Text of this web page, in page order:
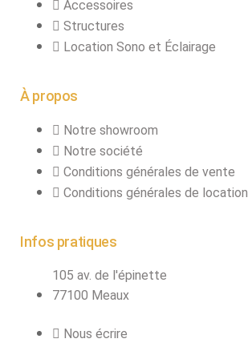
Accessoires
Structures
Location Sono et Éclairage
À propos
Notre showroom
Notre société
Conditions générales de vente
Conditions générales de location
Infos pratiques
105 av. de l'épinette
77100 Meaux
Nous écrire